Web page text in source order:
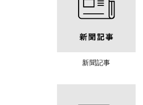
新聞記事